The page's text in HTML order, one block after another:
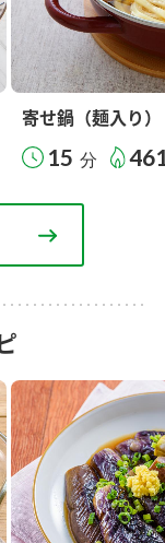
寄せ鍋（麺入り）
15 分